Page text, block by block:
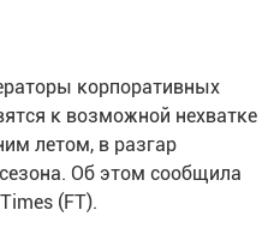
корпоративных
к возможной нехватке
летом, в разгар
Об этом сообщила
(FT).